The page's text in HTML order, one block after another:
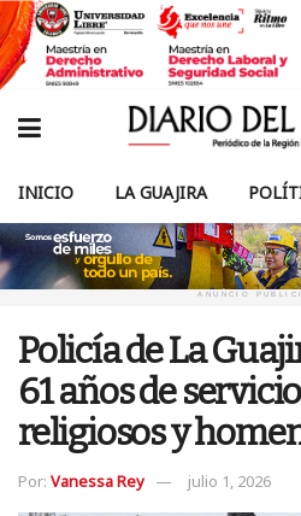
INICIO LA GUAJIRA
ANUNCIO
Policía de La
61 años de
religiosos y
Por: Vanessa Rey julio 1, 2026